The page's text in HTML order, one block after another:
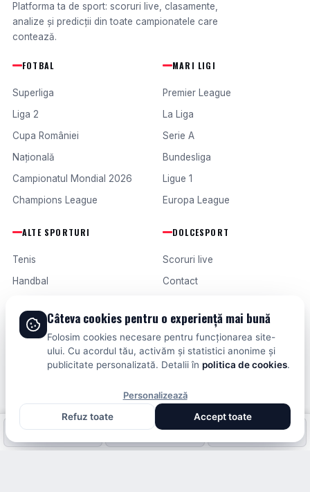
Platforma ta de sport: scoruri live, clasamente,
analize și predicții din toate campionatele care
contează.
FOTBAL
Superliga
Liga 2
Cupa României
Națională
Campionatul Mondial 2026
Champions League
MARI LIGI
Premier League
La Liga
Serie A
Bundesliga
Ligue 1
Europa League
ALTE SPORTURI
Tenis
Handbal
Formula 1
Fotbal intern
Fotbal extern
DOLCESPORT
Scoruri live
Contact
Termeni și condiții
© 2026 DOLCESPORT. TOATE DREPTURILE REZERVATE.
SCORURI, CLASAMENTE ȘI ANALIZE DIN TOATE COMPETIȚIILE
Fotbal intern Fotbal extern Scoruri live
Câteva cookies pentru o experiență mai bună
Folosim cookies necesare pentru funcționarea site-
ului. Cu acordul tău, activăm și statistici anonime și
publicitate personalizată. Detalii în politica de cookies.
Personalizează
Refuz toate
Accept toate